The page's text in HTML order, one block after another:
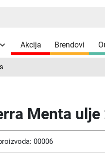
Akcija Brendovi
Menta ulje
00006